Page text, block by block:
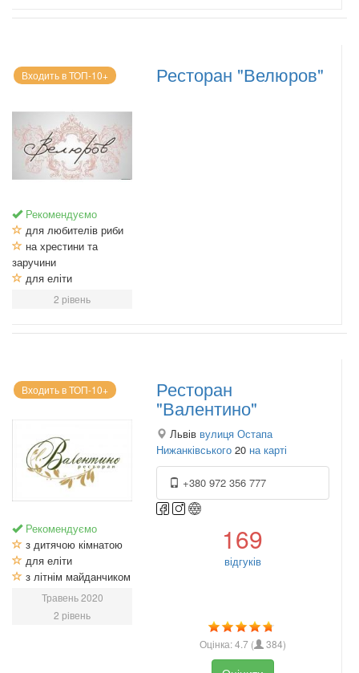
Входить в ТОП-10+
Рекомендуємо
для любителів риби
на хрестини та
заручини
для еліти
2 рівень
Ресторан "Велюров"
Входить в ТОП-10+
Рекомендуємо
з дитячою кімнатою
для еліти
з літнім майданчиком
Травень 2020
2 рівень
Ресторан
"Валентино"
Львів вулиця Остапа
Нижанківського 20 на карті
+380 972 356 777
169
відгуків
Оцінка:4.7 ( 384)